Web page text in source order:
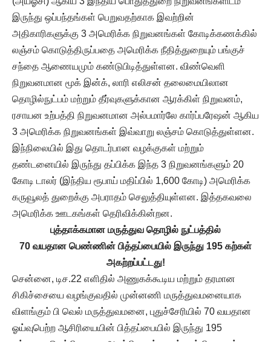
இருந்து ஒப்பந்தங்கள் பெறுவதற்காக இவற்றின்
அதிகாரிகளுக்கு 3 அமெரிக்க நிறுவனங்கள் கோடிக்கணக்கில்
லஞ்சம் கொடுத்திருப்பதை அமெரிக்க நீதித்துறையும் பங்குச்
சந்தை ஆணையமும் கண்டுபிடித்துள்ளன. விண்வெளி
நிறுவனமான மூக் இன்க், லாரி எலிசன் தலைமையிலான
தொழில்நுட்பம் மற்றும் தீர்வுகளுக்கான ஆரக்கிள் நிறுவனம்,
ரசாயன உற்பத்தி நிறுவனமான அல்பமார்லே கார்ப்பரேஷன் ஆகிய
3 அமெரிக்க நிறுவனங்கள் இவ்வாறு லஞ்சம் கொடுத்துள்ளன.
இந்நிலையில் இது தொடர்பான வழக்குகள் மற்றும்
தண்டனையில் இருந்து தப்பிக்க இந்த 3 நிறுவனங்களும் 20
கோடி டாலர் (இந்திய ரூபாய் மதிப்பில் 1,600 கோடி) அமெரிக்க
கருவூலத் துறைக்கு அபராதம் செலுத்தியுள்ளன. இத்தகவலை
அமெரிக்க ஊடகங்கள் தெரிவிக்கின்றன.
புத்தாக்கமான மருத்துவ தொழில் நுட்பத்தில்
70 வயதான பெண்ணின் பித்தப்பையில் இருந்து 195 கற்கள்
அகற்றப்பட்டது!
சென்னை, டிச.22 எளிதில் அணுகக்கூடிய மற்றும் தரமான
சிகிச்சையை வழங்குவதில் முன்னணி மருத்துவமனையாக
விளங்கும் பி வெல் மருத்துவமனை, புதுச்சேரியில் 70 வயதான
ஓய்வுபெற்ற ஆசிரியையின் பித்தப்பையில் இருந்து 195